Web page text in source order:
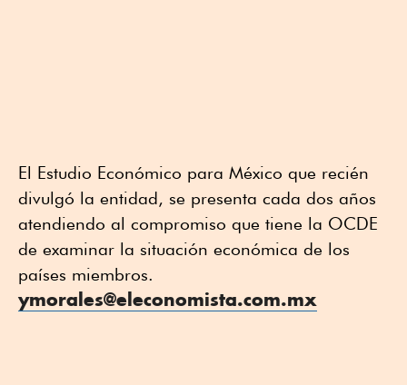
El Estudio Económico para México que recién
divulgó la entidad, se presenta cada dos años
atendiendo al compromiso que tiene la OCDE
de examinar la situación económica de los
países miembros.
ymorales@eleconomista.com.mx